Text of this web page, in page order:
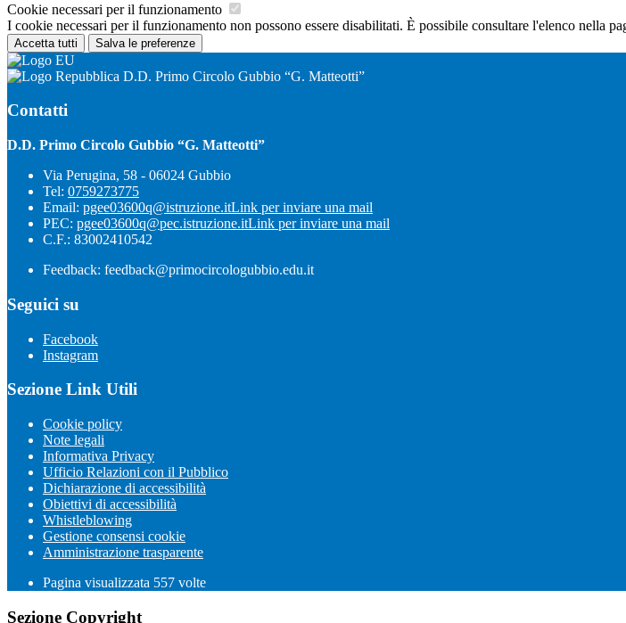
Cookie necessari per il funzionamento
I cookie necessari per il funzionamento non possono essere disabilitati. È possibile consultare l'elenco nella
Accetta tutti Salva le preferenze
D.D. Primo Circolo Gubbio “G. Matteotti”
Contatti
D.D. Primo Circolo Gubbio “G. Matteotti”
Via Perugina, 58 - 06024 Gubbio
Tel: 0759273775
Email: pgee03600q@istruzione.itLink per inviare una mail
PEC: pgee03600q@pec.istruzione.itLink per inviare una mail
C.F.: 83002410542
Feedback: feedback@primocircologubbio.edu.it
Seguici su
Facebook
Instagram
Sezione Link Utili
Cookie policy
Note legali
Informativa Privacy
Ufficio Relazioni con il Pubblico
Dichiarazione di accessibilità
Obiettivi di accessibilità
Whistleblowing
Gestione consensi cookie
Amministrazione trasparente
Pagina visualizzata 557 volte
Sezione Copyright